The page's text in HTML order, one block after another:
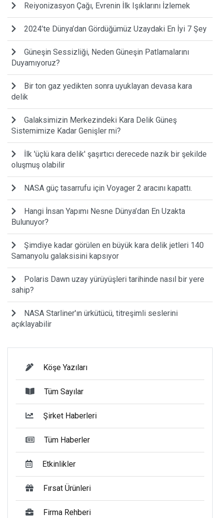
Reiyonizasyon Çağı, Evrenin İlk Işıklarını İzlemek
2024’te Dünya’dan Gördüğümüz Uzaydaki En İyi 7 Şey
Güneşin Sessizliği, Neden Güneşin Patlamalarını
Duyamıyoruz?
Bir ton gaz yedikten sonra uyuklayan devasa kara
delik
Galaksimizin Merkezindeki Kara Delik Güneş
Sistemimize Kadar Genişler mi?
İlk 'üçlü kara delik' şaşırtıcı derecede nazik bir şekilde
oluşmuş olabilir
NASA güç tasarrufu için Voyager 2 aracını kapattı.
Hangi İnsan Yapımı Nesne Dünya’dan En Uzakta
Bulunuyor?
Şimdiye kadar görülen en büyük kara delik jetleri 140
Samanyolu galaksisini kapsıyor
Polaris Dawn uzay yürüyüşleri tarihinde nasıl bir yere
sahip?
NASA Starliner'ın ürkütücü, titreşimli seslerini
açıklayabilir
Köşe Yazıları
Tüm Sayılar
Şirket Haberleri
Tüm Haberler
Etkinlikler
Fırsat Ürünleri
Firma Rehberi